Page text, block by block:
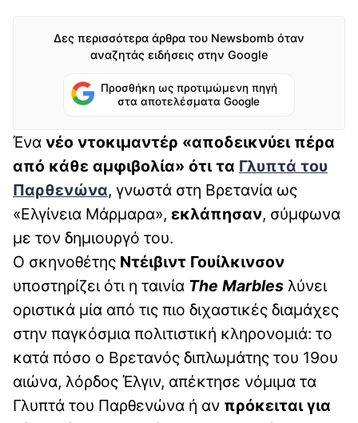
Δες περισσότερα άρθρα του Newsbomb όταν
αναζητάς ειδήσεις στην Google
Προσθήκη ως προτιμώμενη πηγή
στα αποτελέσματα Google
Ένα νέο ντοκιμαντέρ «αποδεικνύει πέρα
από κάθε αμφιβολία» ότι τα Γλυπτά του
Παρθενώνα, γνωστά στη Βρετανία ως
«Ελγίνεια Μάρμαρα», εκλάπησαν, σύμφωνα
με τον δημιουργό του.
Ο σκηνοθέτης Ντέιβιντ Γουίλκινσον
υποστηρίζει ότι η ταινία The Marbles λύνει
οριστικά μία από τις πιο διχαστικές διαμάχες
στην παγκόσμια πολιτιστική κληρονομιά: το
κατά πόσο ο Βρετανός διπλωμάτης του 19ου
αιώνα, λόρδος Έλγιν, απέκτησε νόμιμα τα
Γλυπτά του Παρθενώνα ή αν πρόκειται για